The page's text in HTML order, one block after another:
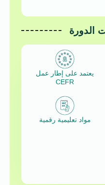
الدورة
يعتمد على إطار عمل
CEFR
مواد تعليمية رقمية